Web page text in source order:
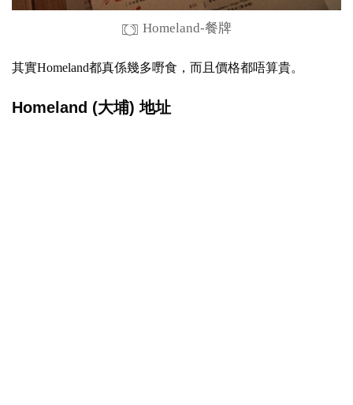
Homeland-餐牌
其實Homeland都真係幾多嘢食，而且價格都唔算貴。
Homeland (大埔) 地址